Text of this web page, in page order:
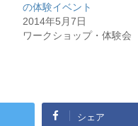
の体験イベント
2014年5月7日
ワークショップ・体験会
シェア